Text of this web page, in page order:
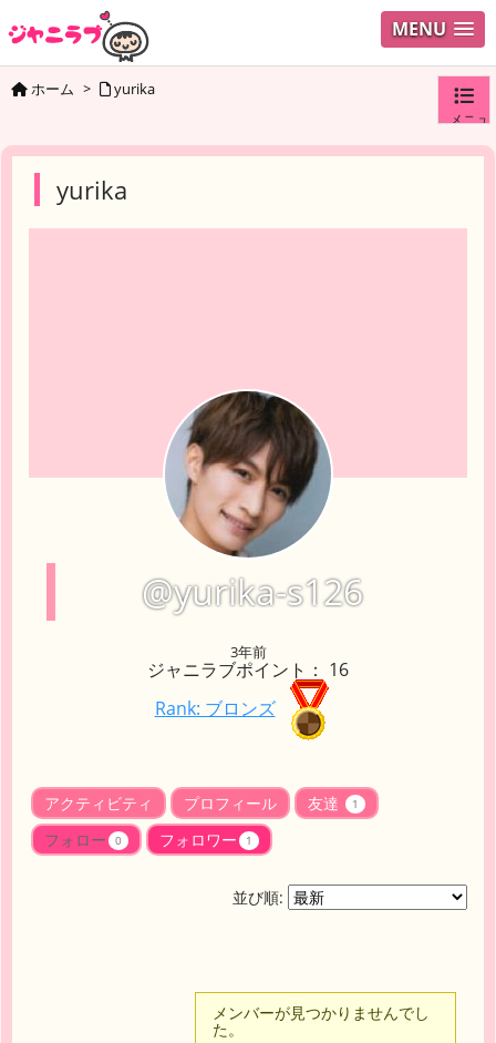
MENU
メニュ
ホーム > yurika
yurika
@yurika-s126
3年前
ジャニラブポイント： 16
Rank: ブロンズ
アクティビティ プロフィール 友達 1
フォロー 0 フォロワー 1
並び順:
メンバーが見つかりませんでし
た。